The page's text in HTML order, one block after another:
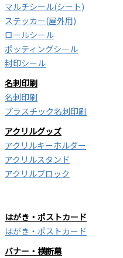
マルチシール(シート)
ステッカー(屋外用)
ロールシール
ポッティングシール
封印シール
名刺印刷
名刺印刷
プラスチック名刺印刷
アクリルグッズ
アクリルキーホルダー
アクリルスタンド
アクリルブロック
はがき・ポストカード
はがき・ポストカード
バナー・横断幕